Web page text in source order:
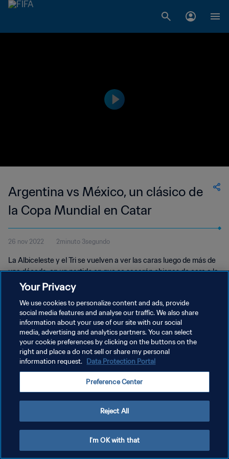
Argentina vs México, un clásico de
la Copa Mundial en Catar
26 nov 2022 2minuto 3segundo
La Albiceleste y el Tri se vuelven a ver las caras luego de más de
una década, en un partido en que se sacarán chispas de cara a la
clasificación a octavos de final.
POLÍTICA DE PRIVACIDAD
TÉRMINOS DE SERVICIO
AJUSTAR LA CONFIGURACIÓN DE LAS COOKIES
Copyright © 1994 - 2026 FIFA. Todos los derechos reservados.
Your Privacy
We use cookies to personalize content and ads, provide
social media features and analyse our traffic. We also share
information about your use of our site with our social
media, advertising and analytics partners. You can select
your cookie preferences by clicking on the buttons on the
right and place a do not sell or share my personal
information request. Data Protection Portal
Preference Center
Reject All
I'm OK with that